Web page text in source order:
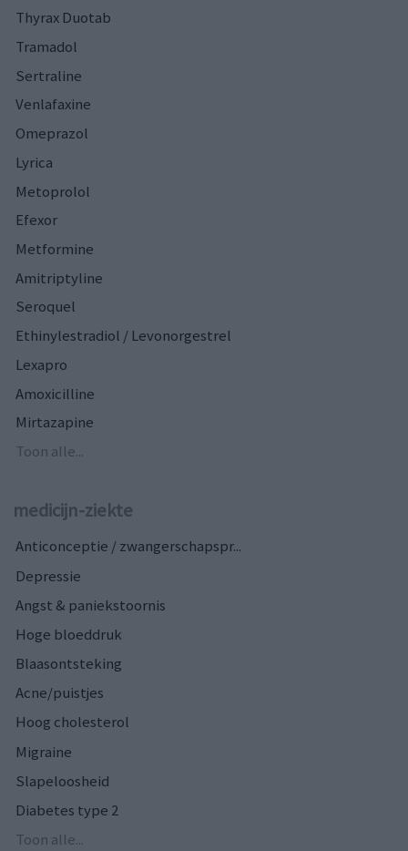
Thyrax Duotab
Tramadol
Sertraline
Venlafaxine
Omeprazol
Lyrica
Metoprolol
Efexor
Metformine
Amitriptyline
Seroquel
Ethinylestradiol / Levonorgestrel
Lexapro
Amoxicilline
Mirtazapine
Toon alle...
medicijn-ziekte
Anticonceptie / zwangerschapspr...
Depressie
Angst & paniekstoornis
Hoge bloeddruk
Blaasontsteking
Acne/puistjes
Hoog cholesterol
Migraine
Slapeloosheid
Diabetes type 2
Toon alle...